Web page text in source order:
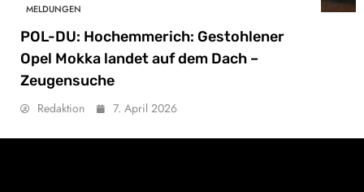
MELDUNGEN
POL-DU: Hochemmerich: Gestohlener
Opel Mokka landet auf dem Dach –
Zeugensuche
Redaktion 7. April 2026